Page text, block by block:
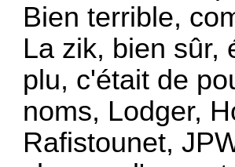
Bien terrible,
La zik, bien sûr,
plu, c'était de
noms, Lodger,
Rafistounet,